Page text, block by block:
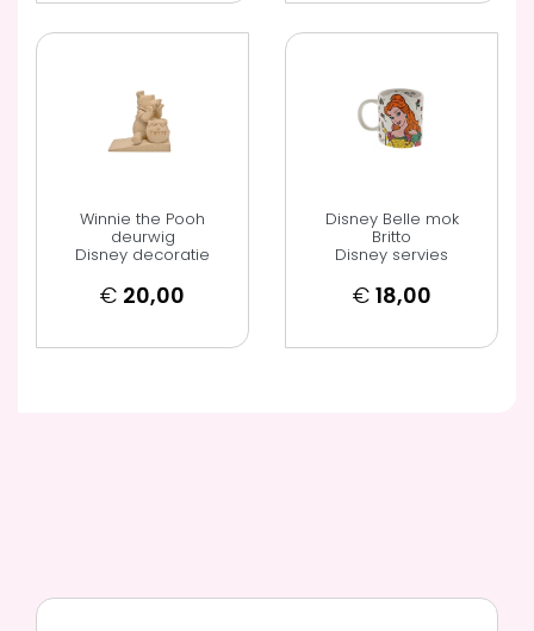
Winnie the Pooh
deurwig
Disney decoratie
€ 20,00
Disney Belle mok
Britto
Disney servies
€ 18,00